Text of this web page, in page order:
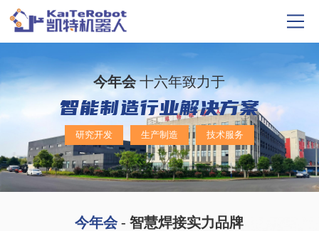
今年会 十六年致力于
智能制造行业解决方案
研究开发 生产制造 技术服务
今年会- 智慧焊接实力品牌